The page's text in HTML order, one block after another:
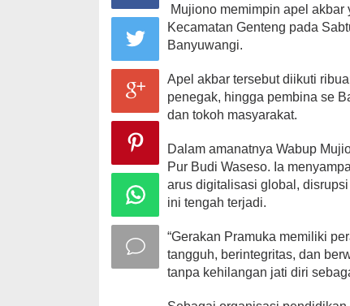
Mujiono memimpin apel
Kecamatan Genteng pada
Banyuwangi.
Apel akbar tersebut diikuti
penegak, hingga pembina se
dan tokoh masyarakat.
Dalam amanatnya Wabup
Pur Budi Waseso. Ia
arus digitalisasi global,
ini tengah terjadi.
“Gerakan Pramuka memiliki
tangguh, berintegritas, dan
tanpa kehilangan jati diri